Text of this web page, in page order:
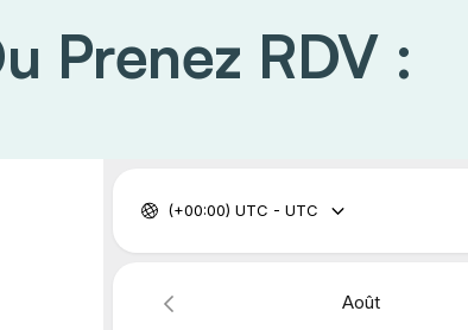
Prenez RDV :